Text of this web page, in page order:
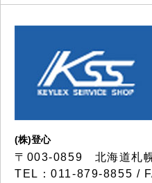
(株)登心
〒003-0859 北海道札
TEL：011-879-8855 /